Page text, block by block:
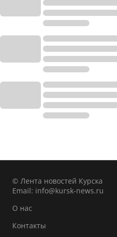
© Лента новостей Курска
Email: info@kursk-news.ru
О нас
Контакты